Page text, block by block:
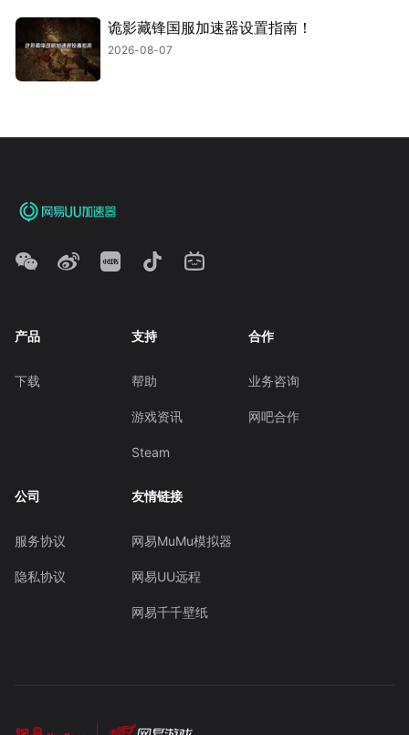
诡影藏锋国服加速器设置指南！
2026-08-07
产品
下载
支持
帮助
游戏资讯
Steam
合作
业务咨询
网吧合作
公司
服务协议
隐私协议
友情链接
网易MuMu模拟器
网易UU远程
网易千千壁纸